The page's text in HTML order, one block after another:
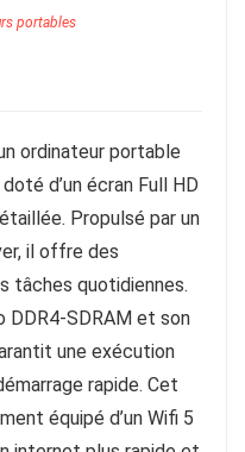
portables
ordinateur portable
d’un écran Full HD
Propulsé par un
il offre des
tâches quotidiennes.
DDR4-SDRAM et son
une exécution
rapide. Cet
équipé d’un Wifi 5